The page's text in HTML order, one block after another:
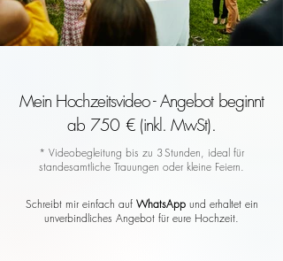
Mein Hochzeitsvideo - Angebot beginnt
ab 750 € (inkl. MwSt).
* Videobegleitung bis zu 3 Stunden, ideal für
standesamtliche Trauungen oder kleine Feiern.
Schreibt mir einfach auf WhatsAppund erhaltet ein
unverbindliches Angebot für eure Hochzeit.